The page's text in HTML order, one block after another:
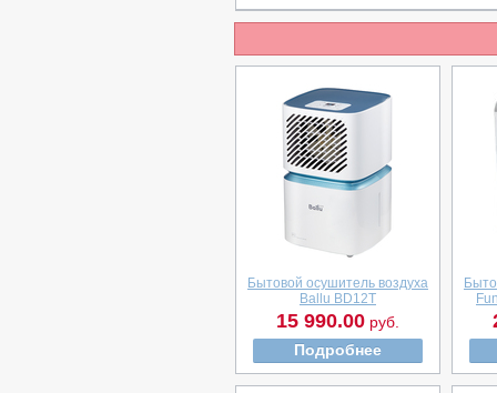
Бытовой осушитель воздуха
Ballu BD12T
15 990.00 руб.
Подробнее